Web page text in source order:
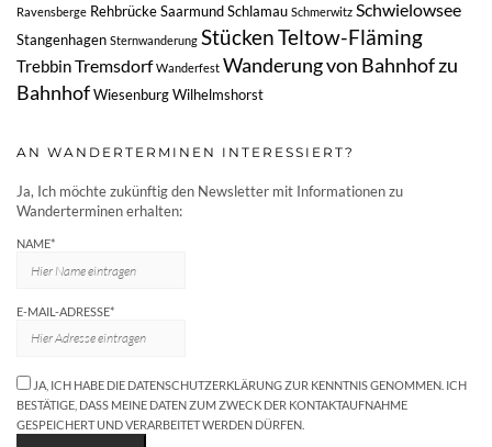
Ravensberge RehbrückeSaarmundSchlamau Schmerwitz Schwielowsee
Stangenhagen Sternwanderung StückenTeltow-Fläming
TrebbinTremsdorf Wanderfest Wanderung von Bahnhof zu
BahnhofWiesenburgWilhelmshorst
AN WANDERTERMINEN INTERESSIERT?
Ja, Ich möchte zukünftig den Newsletter mit Informationen zu
Wanderterminen erhalten:
NAME*
E-MAIL-ADRESSE*
JA, ICH HABE DIE DATENSCHUTZERKLÄRUNG ZUR KENNTNIS GENOMMEN. ICH
BESTÄTIGE, DASS MEINE DATEN ZUM ZWECK DER KONTAKTAUFNAHME
GESPEICHERT UND VERARBEITET WERDEN DÜRFEN.